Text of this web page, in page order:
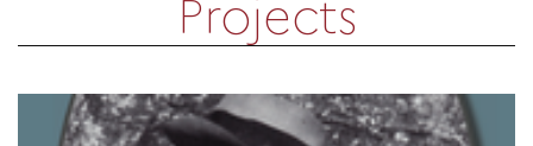
Projects